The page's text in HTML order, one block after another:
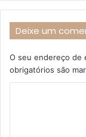
Deixe um
O seu endereço de
obrigatórios são